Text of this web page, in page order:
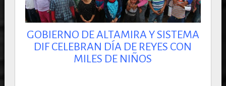
GOBIERNO DE ALTAMIRA Y SISTEMA
DIF CELEBRAN DÍA DE REYES CON
MILES DE NIÑOS